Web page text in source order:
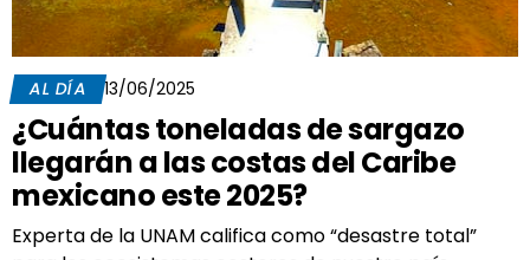
AL DÍA 13/06/2025
¿Cuántas toneladas de sargazo
llegarán a las costas del Caribe
mexicano este 2025?
Experta de la UNAM califica como “desastre total”